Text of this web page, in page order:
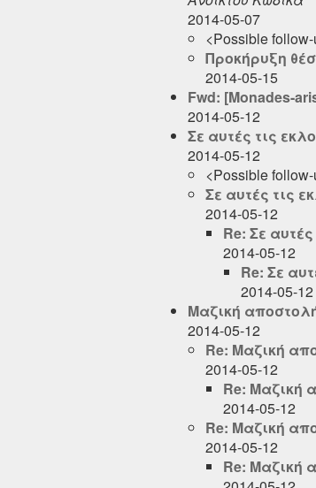
2014-05-07
<Possible follow-
Προκήρυξη
2014-05-15
Fwd: [Monades-
2014-05-12
Σε αυτές τις
2014-05-12
<Possible follow-
Σε αυτές τις
2014-05-12
Re: Σε
2014-05-12
Re: Σε
2014-05-12
Μαζική
2014-05-12
Re: Μαζική
2014-05-12
Re: Μαζική
2014-05-12
Re: Μαζική
2014-05-12
Re: Μαζική